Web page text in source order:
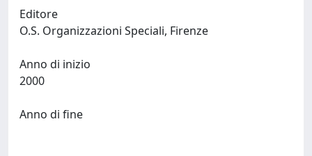
Editore
Anno di inizio
Anno di fine